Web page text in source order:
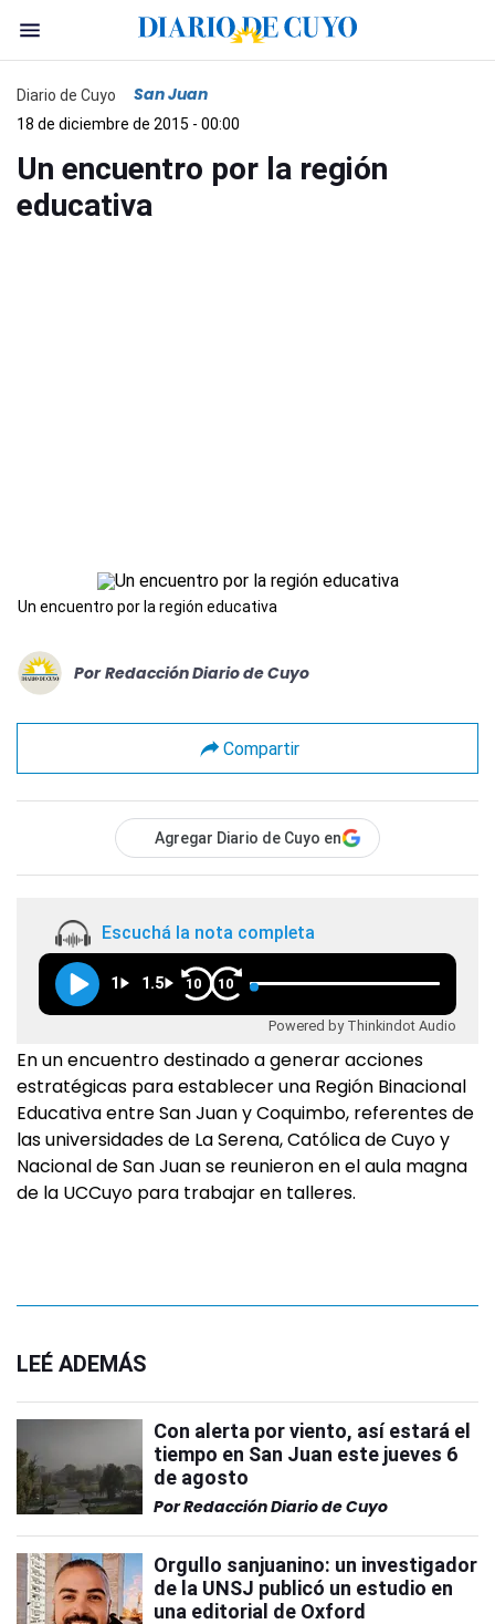
Diario de Cuyo San Juan
18 de diciembre de 2015 - 00:00
Un encuentro por la región
educativa
Un encuentro por la región educativa
Por Redacción Diario de Cuyo
Compartir
Agregar Diario de Cuyo en
Escuchá la nota completa
1 1.5 10 10
Powered by Thinkindot Audio
En un encuentro destinado a generar acciones
estratégicas para establecer una Región Binacional
Educativa entre San Juan y Coquimbo, referentes de
las universidades de La Serena, Católica de Cuyo y
Nacional de San Juan se reunieron en el aula magna
de la UCCuyo para trabajar en talleres.
LEÉ ADEMÁS
Con alerta por viento, así estará el
tiempo en San Juan este jueves 6
de agosto
PorRedacción Diario de Cuyo
Orgullo sanjuanino: un investigador
de la UNSJ publicó un estudio en
una editorial de Oxford